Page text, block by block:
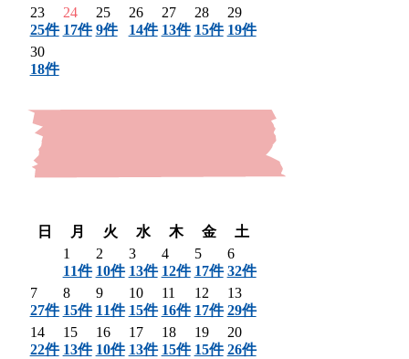
23
25件
24
17件
25
9件
26
14件
27
13件
28
15件
29
19件
30
18件
日
月 火 水 木 金
土
1
11件
2
10件
3
13件
4
12件
5
17件
6
32件
7
27件
8
15件
9
11件
10
15件
11
16件
12
17件
13
29件
14
22件
15
13件
16
10件
17
13件
18
15件
19
15件
20
26件